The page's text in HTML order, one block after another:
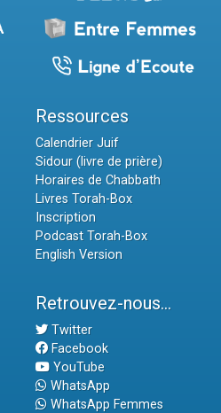
Ressources
Calendrier Juif
Sidour (livre de prière)
Horaires de Chabbath
Livres Torah-Box
Inscription
Podcast Torah-Box
English Version
Retrouvez-nous...
Twitter
Facebook
YouTube
WhatsApp
WhatsApp Femmes